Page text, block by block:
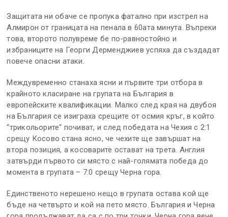
Защитата ни обаче се пропука фатално при изстрел на
Алмирон от границата на пенала в 60ата минута. Въпреки
това, второто полувреме бе по-равностойно и
избраниците на Георги Дерменджиев успяха да създадат
повече опасни атаки.
Междувременно станаха ясни и първите три отбора в
крайното класиране на групата на България в
европейските квалификации. Малко след края на двубоя
на България се изиграха срещите от осмия кръг, в който
“трикольорите“ почиват, и след победата на Чехия с 2:1
срещу Косово стана ясно, че чехите ще завършат на
втора позиция, а косоварите остават на трета. Англия
затвърди първото си място с най-голямата победа до
момента в групата – 7:0 срещу Черна гора.
Единственото нерешено нещо в групата остава кой ще
бъде на четвърто и кой на пето място. България и Черна